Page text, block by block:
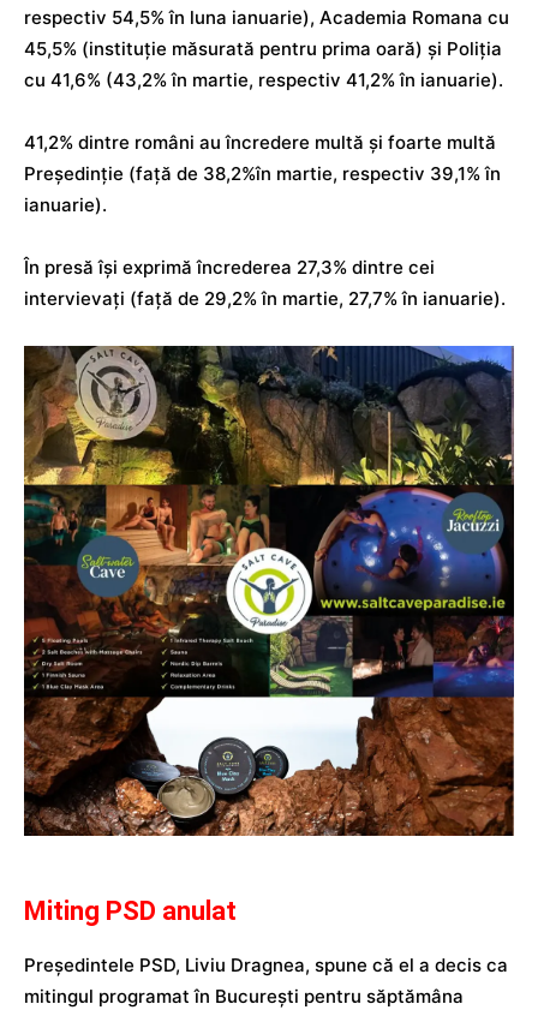
respectiv 54,5% în luna ianuarie), Academia Romana cu
45,5% (instituție măsurată pentru prima oară) și Poliția
cu 41,6% (43,2% în martie, respectiv 41,2% în ianuarie).
41,2% dintre români au încredere multă și foarte multă
Președinție (față de 38,2%în martie, respectiv 39,1% în
ianuarie).
În presă își exprimă încrederea 27,3% dintre cei
intervievați (față de 29,2% în martie, 27,7% în ianuarie).
Miting PSD anulat
Preşedintele PSD, Liviu Dragnea, spune că el a decis ca
mitingul programat în Bucureşti pentru săptămâna